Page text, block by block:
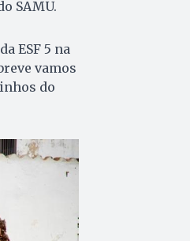
SAMU.
ESF 5 na
vamos
do